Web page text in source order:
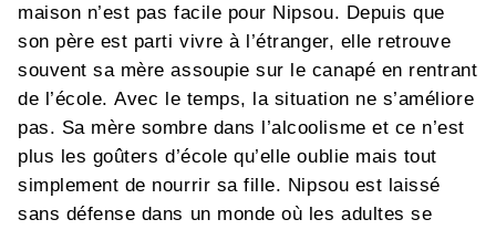
maison n’est pas facile pour Nipsou. Depuis que
son père est parti vivre à l’étranger, elle retrouve
souvent sa mère assoupie sur le canapé en rentrant
de l’école. Avec le temps, la situation ne s’améliore
pas. Sa mère sombre dans l’alcoolisme et ce n’est
plus les goûters d’école qu’elle oublie mais tout
simplement de nourrir sa fille. Nipsou est laissé
sans défense dans un monde où les adultes se